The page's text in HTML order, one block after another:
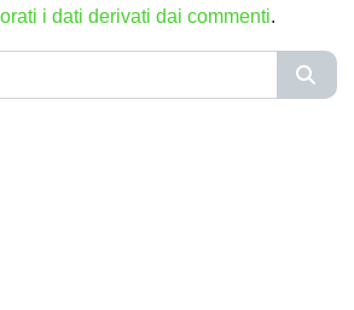
i dati derivati dai commenti.